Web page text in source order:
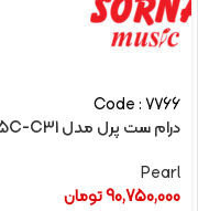
Code : 7766
درام ست پرل مدل RSJ465C-C31
Pearl
90,750,000تومان